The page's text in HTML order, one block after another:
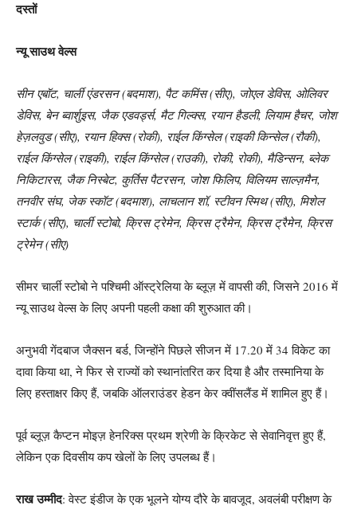
दस्तों
न्यू साउथ वेल्स
सीन एबॉट, चार्ली एंडरसन (बदमाश), पैट कमिंस (सीए), जोएल डेविस, ओलिवर
डेविस, बेन ब्वार्शुइस, जैक एडवर्ड्स, मैट गिल्क्स, रयान हैडली, लियाम हैचर, जोश
हेज़लवुड (सीए), रयान हिक्स (रोकी), राईल किंग्सेल (राइकी किन्सेल (रौकी),
राईल किंग्सेल (राइकी), राईल किंग्सेल (राउकी), रोकी, रोकी), मैडिन्सन, ब्लेक
निकिटारस, जैक निस्बेट, कुर्तिस पैटरसन, जोश फिलिप, विलियम साल्ज़मैन,
तनवीर संघ, जेक स्कॉट (बदमाश), लाचलान शॉ, स्टीवन स्मिथ (सीए), मिशेल
स्टार्क (सीए), चार्ली स्टोबो, क्रिस ट्रेमेन, क्रिस ट्रैमेन, क्रिस ट्रैमेन, क्रिस
ट्रेमेन (सीए)
सीमर चार्ली स्टोबो ने पश्चिमी ऑस्ट्रेलिया के ब्लूज़ में वापसी की, जिसने 2016 में
न्यू साउथ वेल्स के लिए अपनी पहली कक्षा की शुरुआत की।
अनुभवी गेंदबाज जैक्सन बर्ड, जिन्होंने पिछले सीजन में 17.20 में 34 विकेट का
दावा किया था, ने फिर से राज्यों को स्थानांतरित कर दिया है और तस्मानिया के
लिए हस्ताक्षर किए हैं, जबकि ऑलराउंडर हेडन केर क्वींसलैंड में शामिल हुए हैं।
पूर्व ब्लूज़ कैप्टन मोइज़ हेनरिक्स प्रथम श्रेणी के क्रिकेट से सेवानिवृत्त हुए हैं,
लेकिन एक दिवसीय कप खेलों के लिए उपलब्ध हैं।
राख उम्मीद: वेस्ट इंडीज के एक भूलने योग्य दौरे के बावजूद, अवलंबी परीक्षण के